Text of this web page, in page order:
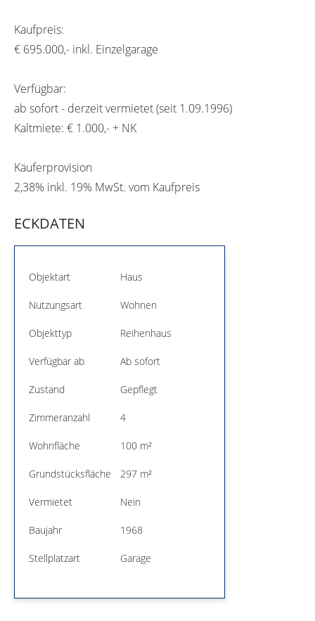
Kaufpreis:
€ 695.000,- inkl. Einzelgarage
Verfügbar:
ab sofort - derzeit vermietet (seit 1.09.1996)
Kaltmiete: € 1.000,- + NK
Käuferprovision
2,38% inkl. 19% MwSt. vom Kaufpreis
ECKDATEN
Objektart Haus
Nutzungsart Wohnen
Objekttyp Reihenhaus
Verfügbar ab Ab sofort
Zustand Gepflegt
Zimmeranzahl 4
Wohnfläche 100 m²
Grundstücksfläche 297 m²
Vermietet Nein
Baujahr 1968
Stellplatzart Garage